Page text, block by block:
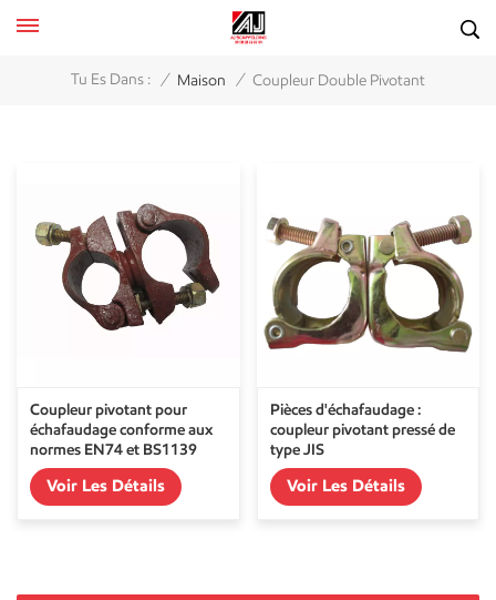
Tu Es Dans : / Maison / Coupleur Double Pivotant
Coupleur pivotant pour
échafaudage conforme aux
normes EN74 et BS1139
Voir Les Détails
Pièces d'échafaudage :
coupleur pivotant pressé de
type JIS
Voir Les Détails